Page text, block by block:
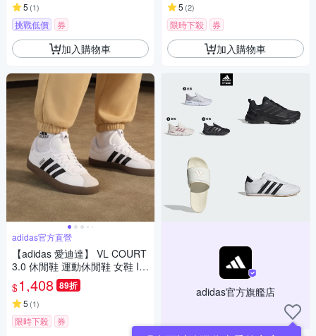
5 (1)
挑戰低價 券
加入購物車
adidas官方直營
【adidas 愛迪達】 VL COURT
3.0 休閒鞋 運動休閒鞋 女鞋 ID
8797
$1,408 89折
5 (1)
限時下殺 券
5 (2)
限時下殺 券
加入購物車
adidas官方旗艦店